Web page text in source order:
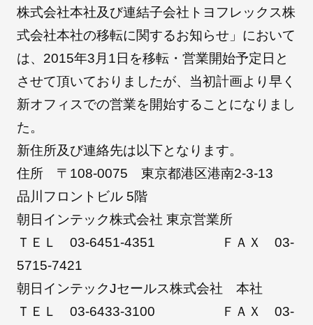
ニュースリリース
朝日インテックとは
医療関係の皆さまへ
メディア情報
お問い合わせ
株式会社本社及び連結子会社トヨフレックス株
式会社本社の移転に関するお知らせ」において
は、2015年3月1日を移転・営業開始予定日と
させて頂いておりましたが、当初計画より早く
新オフィスでの営業を開始することになりまし
た。
新住所及び連絡先は以下となります。
住所 〒108-0075 東京都港区港南2-3-13
品川フロントビル 5階
朝日インテック株式会社 東京営業所
ＴＥＬ 03-6451-4351 ＦＡＸ 03-
5715-7421
朝日インテックJセールス株式会社 本社
ＴＥＬ 03-6433-3100 ＦＡＸ 03-